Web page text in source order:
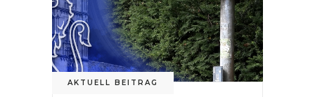
AKTUELL BEITRAG